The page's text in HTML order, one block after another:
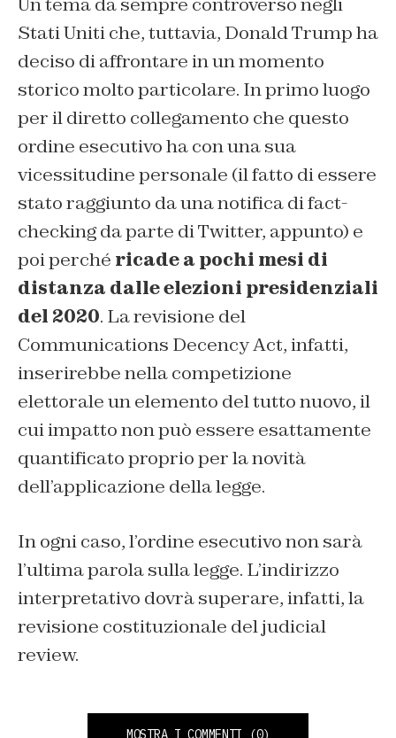
Stati Uniti che, tuttavia, Donald Trump ha
deciso di affrontare in un momento
storico molto particolare. In primo luogo
per il diretto collegamento che questo
ordine esecutivo ha con una sua
vicessitudine personale (il fatto di essere
stato raggiunto da una notifica di fact-
checking da parte di Twitter, appunto) e
poi perché ricade a pochi mesi di
distanza dalle elezioni presidenziali
del 2020. La revisione del
Communications Decency Act, infatti,
inserirebbe nella competizione
elettorale un elemento del tutto nuovo, il
cui impatto non può essere esattamente
quantificato proprio per la novità
dell’applicazione della legge.
In ogni caso, l’ordine esecutivo non sarà
l’ultima parola sulla legge. L’indirizzo
interpretativo dovrà superare, infatti, la
revisione costituzionale del judicial
review.
MOSTRA I COMMENTI (0)